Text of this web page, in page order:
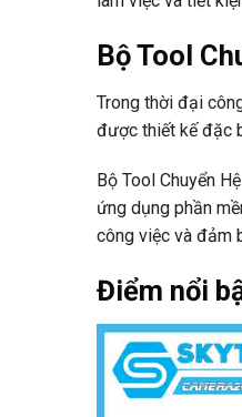
Bộ Tool
Trong thời đại
được thiết kế đặc
Bộ Tool Chuyển
ứng dụng phần
công việc và đảm
Điểm nổi